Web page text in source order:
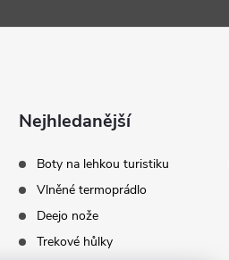
Nejhledanější
Boty na lehkou turistiku
Vlněné termoprádlo
Deejo nože
Trekové hůlky